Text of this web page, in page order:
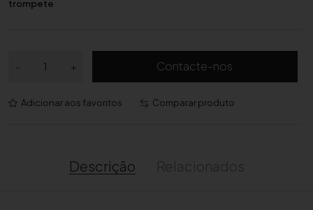
trompete
-
n
+ Contacte-nos
Adicionar aos favoritos Comparar produto
Descrição